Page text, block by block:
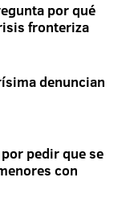
por qué
fronteriza
denuncian
pedir que se
con